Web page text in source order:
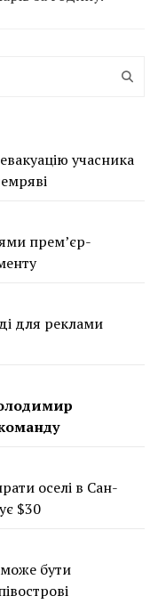
учасника
прем’єр-
для реклами
оселі в Сан-
$30
може бути